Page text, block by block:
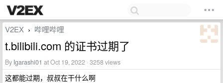
V2EX › 哔哩哔哩
t.bilibili.com 的证书过期了
By Igarashi01 at Oct 19, 2022 · 3258 views
这都能过期，叔叔在干什么啊